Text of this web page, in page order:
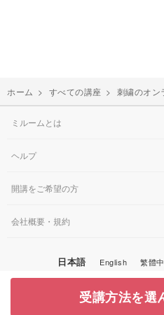
ホーム > すべての講座 > 刺繍のオン
受講方法を選
ミルームとは
ヘルプ
開講をご希望の方
会社概要・規約
日本語 English 繁體
©